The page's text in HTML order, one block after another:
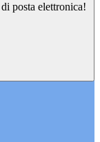
posta elettronica!